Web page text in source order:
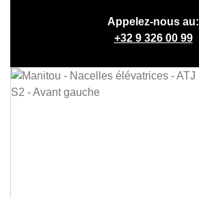
Appelez-nous au:
+32 9 326 00 99